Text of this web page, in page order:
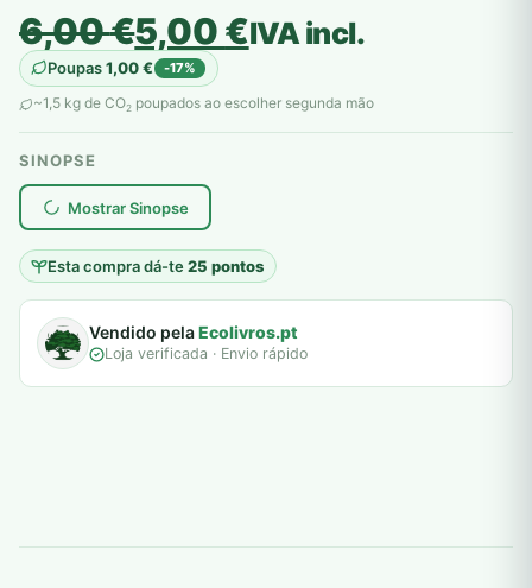
6,00€
O
preço
original
era:
6,00 €.
5,00€
O
preço
atual
é:
5,00 €.
IVA incl.
Poupas1,00€ -17%
~1,5 kg de CO2 poupados ao escolher segunda mão
SINOPSE
Mostrar Sinopse
Esta compra dá-te25 pontos
plantar árvores reais
Vendido pelaEcolivros.pt
Loja verificada · Envio rápido